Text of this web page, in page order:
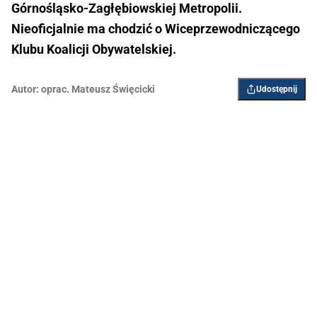
Górnośląsko-Zagłębiowskiej Metropolii.
Nieoficjalnie ma chodzić o Wiceprzewodniczącego
Klubu Koalicji Obywatelskiej.
Autor: oprac. Mateusz Święcicki Udostępnij